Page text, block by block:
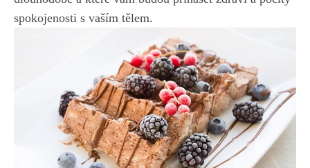
spokojenosti s vaším tělem.